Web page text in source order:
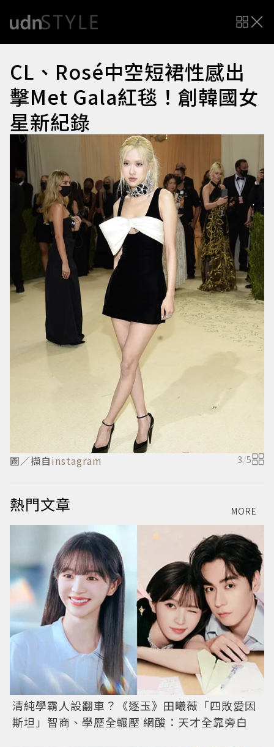
CL、Rosé中空短裙性感出
擊Met Gala紅毯！創韓國女
星新紀錄
圖／擷自instagram 3/5
熱門文章 MORE
清純學霸人設翻車？《逐玉》田曦薇「四敗愛因
斯坦」智商、學歷全輾壓 網酸：天才全靠旁白